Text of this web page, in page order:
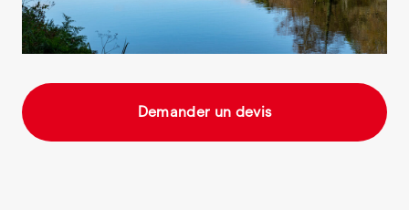
Demander un devis